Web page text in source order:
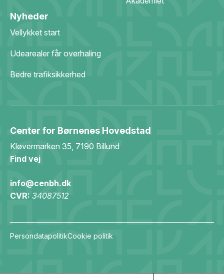
Nyheder
Vellykket start
Udearealer får overhaling
Bedre trafiksikkerhed
Center for Børnenes Hovedstad
Kløvermarken 35, 7190 Billund
Find vej
info@cenbh.dk
CVR: 34087512
PersondatapolitikCookie politik